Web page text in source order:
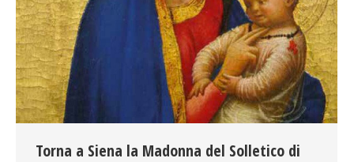
Torna a Siena la Madonna del Solletico di